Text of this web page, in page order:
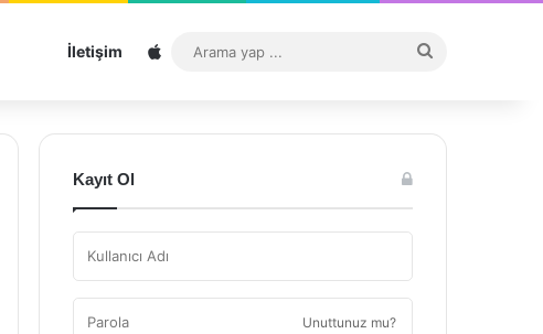
İletişim Sitemap
...
Kayıt Ol
Unuttunuz mu?